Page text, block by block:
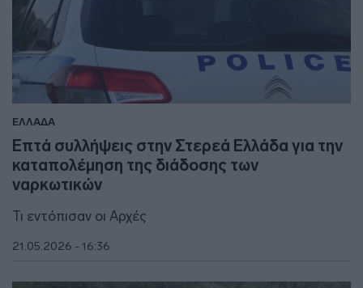
ΕΛΛΑΔΑ
Επτά συλλήψεις στην Στερεά Ελλάδα για την
καταπολέμηση της διάδοσης των
ναρκωτικών
Τι εντόπισαν οι Αρχές
21.05.2026 - 16:36